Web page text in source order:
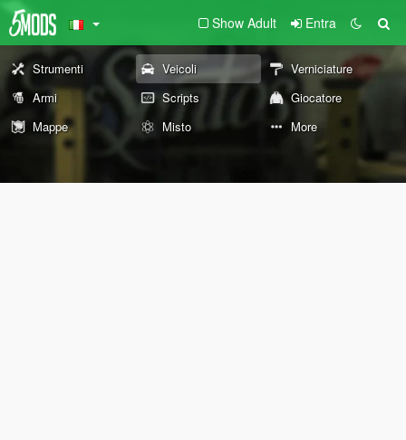
Show Adult Entra
Strumenti Veicoli
Verniciature
Armi
Scripts
Giocatore
Mappe
Misto More